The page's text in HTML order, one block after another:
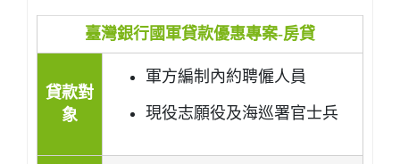
臺灣銀行國軍貸款優惠專案-房貸
貸款對
象
軍方編制內約聘僱人員
現役志願役及海巡署官士兵